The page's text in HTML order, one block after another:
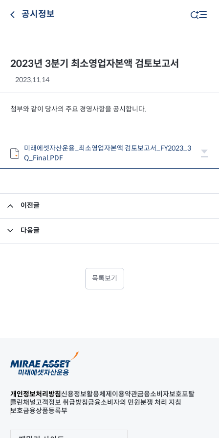
공시정보
2023년 3분기 최소영업자본액 검토보고서
2023.11.14
첨부와 같이 당사의 주요 경영사항을 공시합니다.
미래에셋자산운용_최소영업자본액 검토보고서_FY2023_3
Q_Final.PDF
이전글
다음글
목록보기
개인정보처리방침신용정보활용체제 이용약관금융소비자보호포탈
클린채널고객정보 취급방침금융소비자의 민원분쟁 처리 지침
보호금융상품등록부